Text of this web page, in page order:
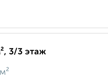
3/3 этаж